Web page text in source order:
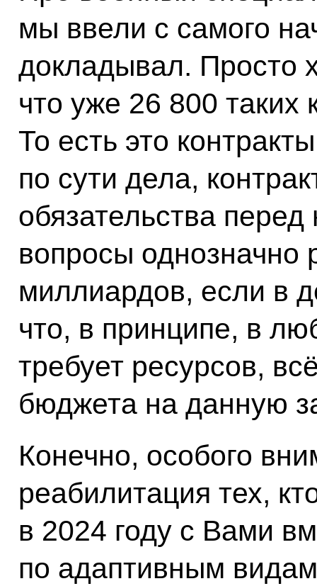
мы ввели с самого
докладывал. Просто
что уже 26 800 таких
То есть это
по сути дела,
обязательства
вопросы
миллиардов, если в
что, в принципе, в
требует ресурсов,
бюджета на данную
Конечно, особого
реабилитация тех,
в 2024 году с Вами
по адаптивным